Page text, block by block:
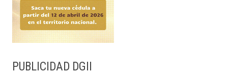
PUBLICIDAD DGII